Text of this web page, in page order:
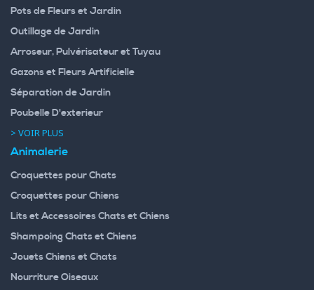
Pots de Fleurs et Jardin
Outillage de Jardin
Arroseur, Pulvérisateur et Tuyau
Gazons et Fleurs Artificielle
Séparation de Jardin
Poubelle D'exterieur
> VOIR PLUS
Animalerie
Croquettes pour Chats
Croquettes pour Chiens
Lits et Accessoires Chats et Chiens
Shampoing Chats et Chiens
Jouets Chiens et Chats
Nourriture Oiseaux